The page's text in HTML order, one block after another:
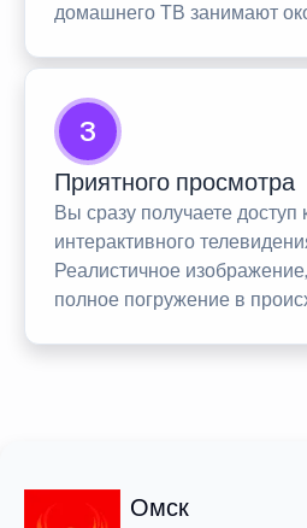
домашнего ТВ занимают
3
Приятного просмотра
Вы сразу получаете доступ
интерактивного
Реалистичное
полное погружение в
Омск